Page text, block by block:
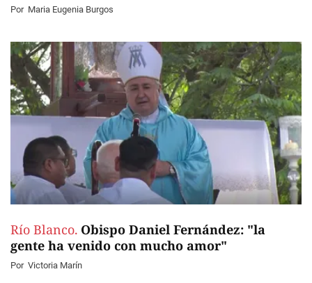
Por Maria Eugenia Burgos
Río Blanco. Obispo Daniel Fernández: "la
gente ha venido con mucho amor"
Por Victoria Marín